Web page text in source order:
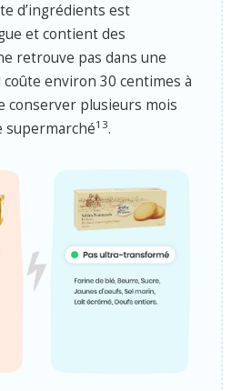
d’ingrédients est
et contient des
retrouve pas dans une
coûte environ 30 centimes à
conserver plusieurs mois
supermarché13.